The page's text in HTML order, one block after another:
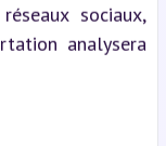
sociaux,
analysera